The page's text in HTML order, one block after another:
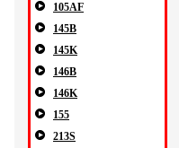
105AF
145B
145K
146B
146K
155
213S